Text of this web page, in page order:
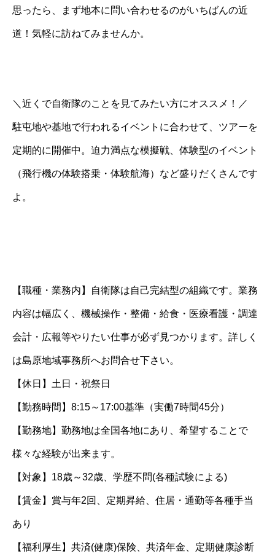
思ったら、まず地本に問い合わせるのがいちばんの近
道！気軽に訪ねてみませんか。
＼近くで自衛隊のことを見てみたい方にオススメ！／
駐屯地や基地で行われるイベントに合わせて、ツアーを
定期的に開催中。迫力満点な模擬戦、体験型のイベント
（飛行機の体験搭乗・体験航海）など盛りだくさんです
よ。
【職種・業務内】自衛隊は自己完結型の組織です。業務
内容は幅広く、機械操作・整備・給食・医療看護・調達
会計・広報等やりたい仕事が必ず見つかります。詳しく
は島原地域事務所へお問合せ下さい。
【休日】土日・祝祭日
【勤務時間】8:15～17:00基準（実働7時間45分）
【勤務地】勤務地は全国各地にあり、希望することで
様々な経験が出来ます。
【対象】18歳～32歳、学歴不問(各種試験による)
【賃金】賞与年2回、定期昇給、住居・通勤等各種手当
あり
【福利厚生】共済(健康)保険、共済年金、定期健康診断